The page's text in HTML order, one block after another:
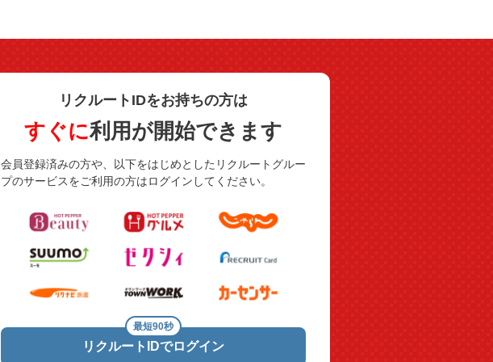
リクルートIDをお持ちの方は
すぐに利用が開始できます
会員登録済みの方や、以下をはじめとしたリクルートグルー
プのサービスをご利用の方はログインしてください。
リクルートIDでログイン
最短90秒